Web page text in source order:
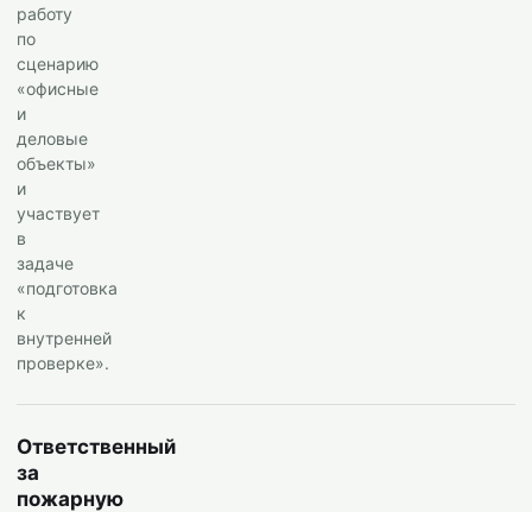
работу
по
сценарию
«офисные
и
деловые
объекты»
и
участвует
в
задаче
«подготовка
к
внутренней
проверке».
Ответственный
за
пожарную